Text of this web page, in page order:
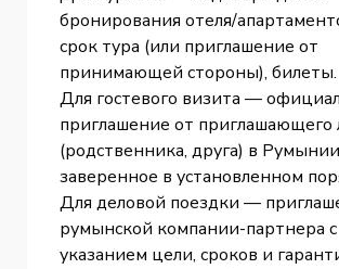
бронирования отеля/
срок тура (или приглашение от
принимающей стороны), билеты.
Для гостевого визита —
приглашение от приглашающего
(родственника, друга) в
заверенное в установленном
Для деловой поездки —
румынской компании-партнера с
указанием цели, сроков и